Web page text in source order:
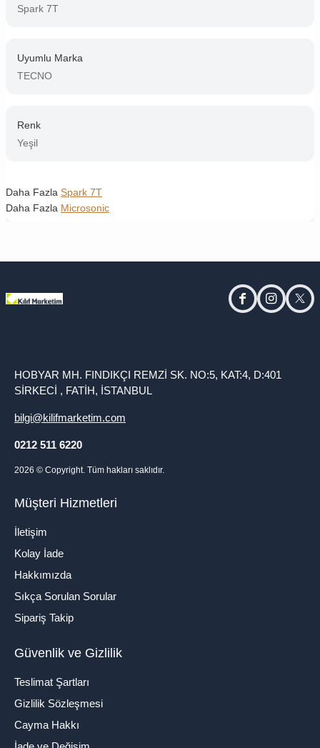
Spark 7T
Uyumlu Marka
TECNO
Renk
Yeşil
Daha Fazla Spark 7T
Daha Fazla Microsonic
facebookinstagram
HOBYAR MH. FINDIKÇI REMZİ SK. NO:5, KAT:4, D:401
SİRKECİ , FATİH, İSTANBUL
bilgi@kilifmarketim.com
0212 511 6220
2026 © Copyright. Tüm hakları saklıdır.
Müşteri Hizmetleri
İletişim
Kolay İade
Hakkımızda
Sıkça Sorulan Sorular
Sipariş Takip
Güvenlik ve Gizlilik
Teslimat Şartları
Gizlilik Sözleşmesi
Cayma Hakkı